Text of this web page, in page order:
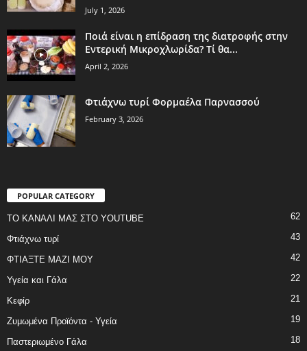
July 1, 2026
Ποιά είναι η επίδραση της διατροφής στην
Εντερική Μικροχλωρίδα? Τί θα...
April 2, 2026
Φτιάχνω τυρί Φορμαέλα Παρνασσού
February 3, 2026
POPULAR CATEGORY
ΤΟ ΚΑΝΑΛΙ ΜΑΣ ΣΤΟ YOUTUBE 62
Φτιάχνω τυρί 43
ΦΤΙΑΞΤΕ ΜΑΖΙ ΜΟΥ 42
Υγεία και Γάλα 22
Κεφίρ 21
Ζυμωμένα Προϊόντα - Υγεία 19
Παστεριωμένο Γάλα 18